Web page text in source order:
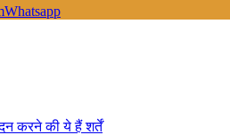
Whatsapp
करने की ये हैं शर्तें